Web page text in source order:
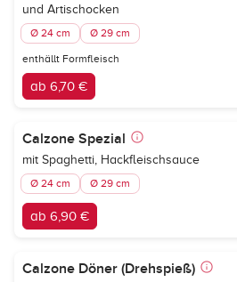
und Artischocken
Ø 24 cm Ø 29 cm
enthällt Formfleisch
ab 6,70 €
Calzone Spezial
mit Spaghetti, Hackfleischsauce
Ø 24 cm Ø 29 cm
ab 6,90 €
Calzone Döner (Drehspieß)